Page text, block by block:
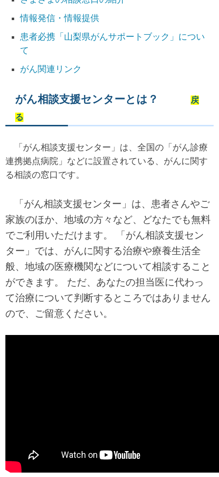
情報発信・情報提供
患者必携「山梨県がんサポートブック」につい
て
がん関連リンク
がん相談支援センターとは？戻
る
「がん相談支援センター」は、全国の「がん診療
連携拠点病院」などに設置されている、がんに関す
る相談の窓口です。
「がん相談支援センター」は、患者さんやご
家族のほか、地域の方々など、どなたでも無料
でご利用いただけます。 「がん相談支援セン
ター」では、がんに関する治療や療養生活全
般、地域の医療機関などについて相談すること
ができます。 ただ、あなたの担当医に代わっ
て治療について判断するところではありません
ので、ご留意ください。